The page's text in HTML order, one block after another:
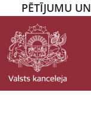
PĒTĪJUMU